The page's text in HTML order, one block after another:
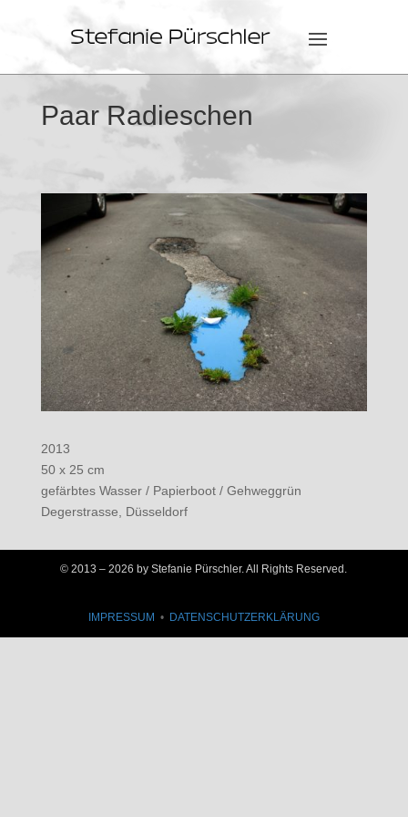
Paar Radieschen
2013
50 x 25 cm
gefärbtes Wasser / Papierboot / Gehweggrün
Degerstrasse, Düsseldorf
© 2013 –2026 by Stefanie Pürschler. All Rights Reserved.
IMPRESSUM • DATENSCHUTZERKLÄRUNG